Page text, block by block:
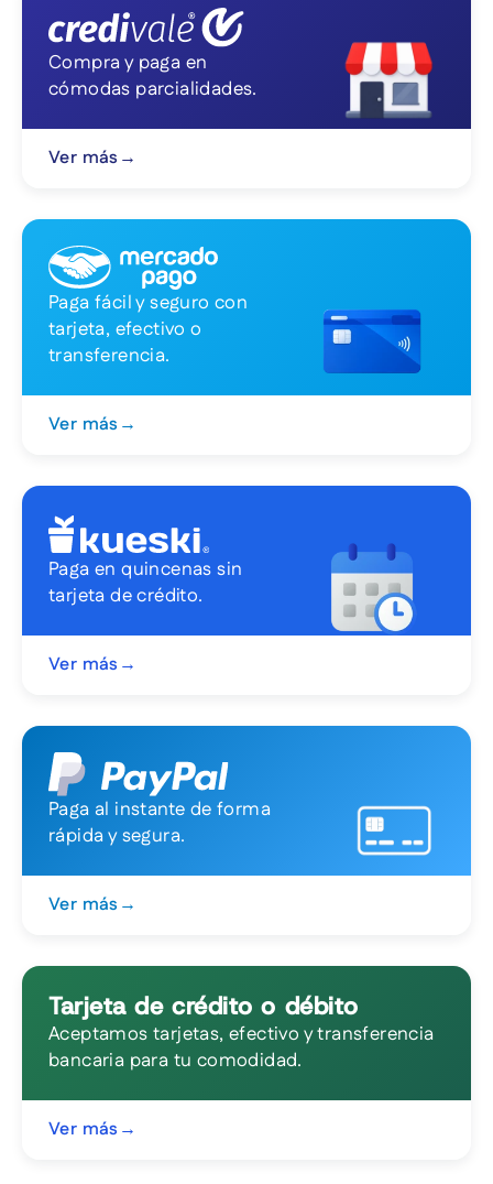
Compra y paga en
cómodas parcialidades.
Ver más →
Paga fácil y seguro con
tarjeta, efectivo o
transferencia.
Ver más →
Paga en quincenas sin
tarjeta de crédito.
Ver más →
Paga al instante de forma
rápida y segura.
Ver más →
Tarjeta de crédito o débito
Aceptamos tarjetas, efectivo y transferencia
bancaria para tu comodidad.
Ver más →